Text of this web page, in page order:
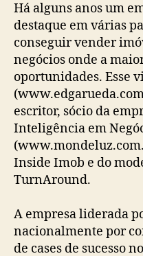
Há alguns anos um
destaque em várias
conseguir vender
negócios onde a
oportunidades. Esse
escritor, sócio da
Inteligência em
Inside Imob e do
TurnAround.
A empresa liderada
nacionalmente por
de cases de sucesso